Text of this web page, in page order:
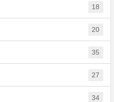
18
20
35
27
34